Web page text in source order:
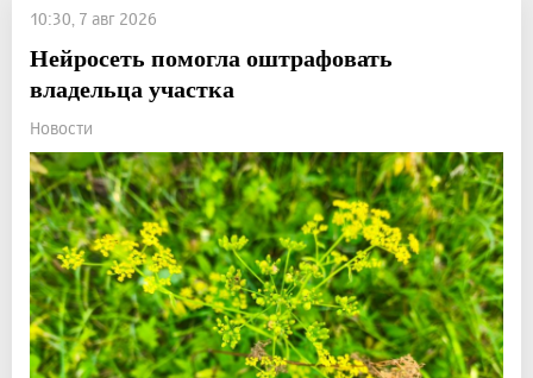
10:30, 7 авг 2026
Нейросеть помогла оштрафовать
владельца участка
Новости